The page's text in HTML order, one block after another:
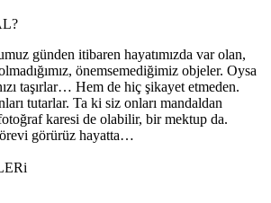
günden itibaren hayatımızda var olan,
önemsemediğimiz objeler. Oysa
taşırlar… Hem de hiç şikayet etmeden.
tutarlar. Ta ki siz onları mandaldan
karesi de olabilir, bir mektup da.
görürüz hayatta…